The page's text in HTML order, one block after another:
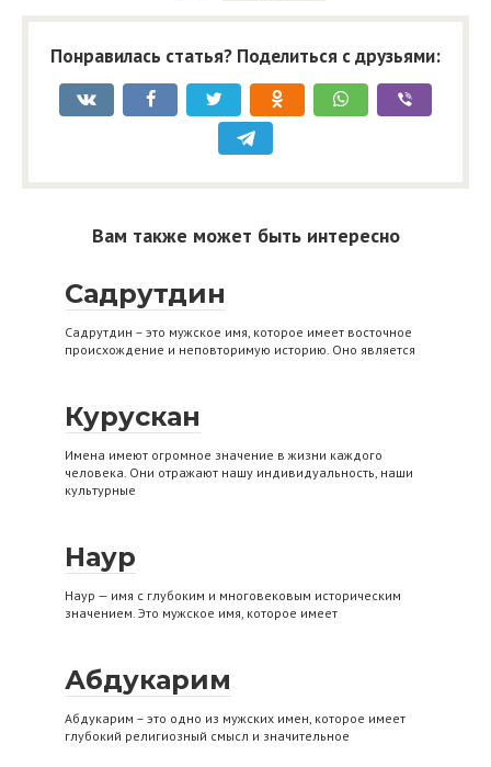
Понравилась статья? Поделиться с друзьями:
Вам также может быть интересно
Садрутдин
Садрутдин – это мужское имя, которое имеет восточное
происхождение и неповторимую историю. Оно является
Курускан
Имена имеют огромное значение в жизни каждого
человека. Они отражают нашу индивидуальность, наши
культурные
Наур
Наур — имя с глубоким и многовековым историческим
значением. Это мужское имя, которое имеет
Абдукарим
Абдукарим – это одно из мужских имен, которое имеет
глубокий религиозный смысл и значительное